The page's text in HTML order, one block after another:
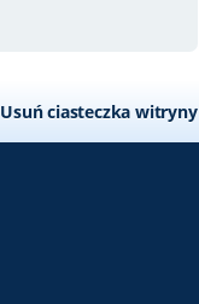
Usuń ciasteczka witryny